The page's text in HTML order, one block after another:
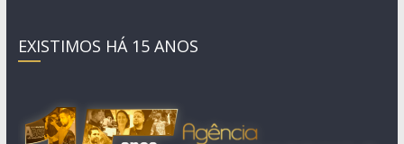
EXISTIMOS HÁ 15 ANOS